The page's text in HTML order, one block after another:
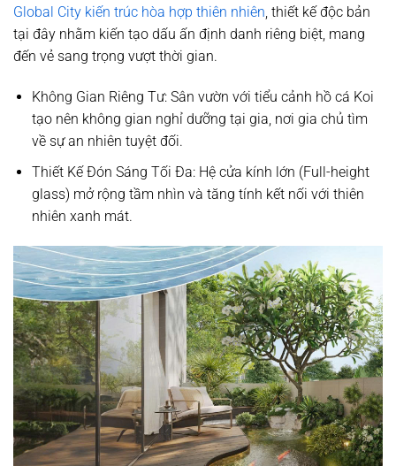
Global City kiến trúc hòa hợp thiên nhiên, thiết kế độc bản
tại đây nhằm kiến tạo dấu ấn định danh riêng biệt, mang
đến vẻ sang trọng vượt thời gian.
Không Gian Riêng Tư:Sân vườn với tiểu cảnh hồ cá Koi
tạo nên không gian nghỉ dưỡng tại gia, nơi gia chủ tìm
về sự an nhiên tuyệt đối.
Thiết Kế Đón Sáng Tối Đa:Hệ cửa kính lớn (Full-height
glass) mở rộng tầm nhìn và tăng tính kết nối với thiên
nhiên xanh mát.